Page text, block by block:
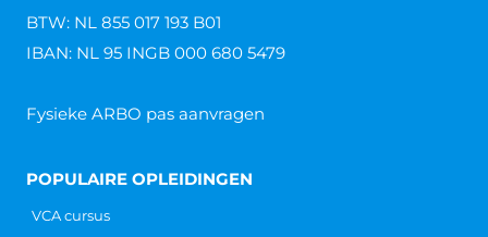
BTW: NL 855 017 193 B01
IBAN: NL 95 INGB 000 680 5479
Fysieke ARBO pas aanvragen
POPULAIRE OPLEIDINGEN
VCA cursus